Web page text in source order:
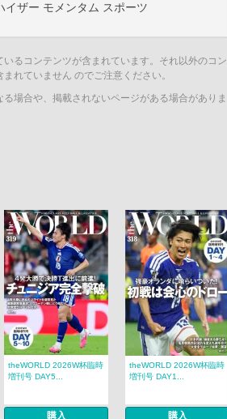
ザー モメンタム スポーツ
るコンテンツが含まれています。それ以外のコン
れていません のでご注意ください。
場合や、掲載されないページがある場合がありま
theWORLD 2026W杯臨時
増刊号 DAY5...
購入
theWORLD 2026W杯臨時
増刊号 DAY1...
購入